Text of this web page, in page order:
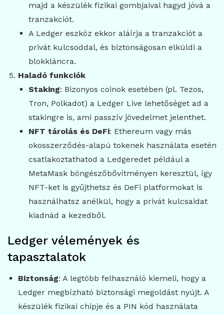
majd a készülék fizikai gombjaival hagyd jóvá a
tranzakciót.
A Ledger eszköz ekkor aláírja a tranzakciót a
privát kulcsoddal, és biztonságosan elküldi a
blokkláncra.
Haladó funkciók
Staking: Bizonyos coinok esetében (pl. Tezos,
Tron, Polkadot) a Ledger Live lehetőséget ad a
stakingre is, ami passzív jövedelmet jelenthet.
NFT tárolás és DeFi: Ethereum vagy más
okosszerződés-alapú tokenek használata esetén
csatlakoztathatod a Ledgeredet például a
MetaMask böngészőbővítményen keresztül, így
NFT-ket is gyűjthetsz és DeFi platformokat is
használhatsz anélkül, hogy a privát kulcsaidat
kiadnád a kezedből.
Ledger vélemények és
tapasztalatok
Biztonság: A legtöbb felhasználó kiemeli, hogy a
Ledger megbízható biztonsági megoldást nyújt. A
készülék fizikai chipje és a PIN kód használata